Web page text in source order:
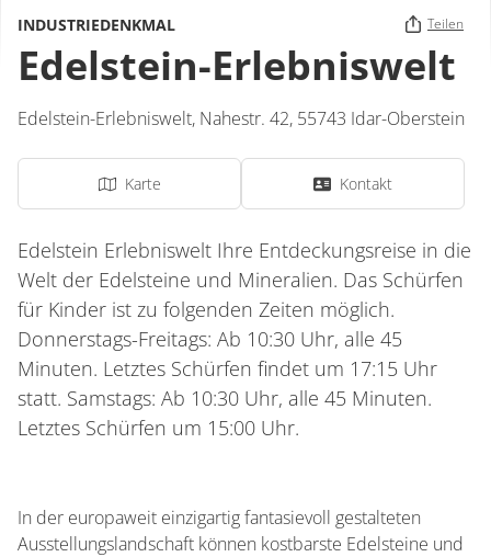
INDUSTRIEDENKMAL Teilen
Edelstein-Erlebniswelt
Edelstein-Erlebniswelt, Nahestr. 42, 55743 Idar-Oberstein
Karte Kontakt
Edelstein Erlebniswelt Ihre Entdeckungsreise in die
Welt der Edelsteine und Mineralien. Das Schürfen
für Kinder ist zu folgenden Zeiten möglich.
Donnerstags-Freitags: Ab 10:30 Uhr, alle 45
Minuten. Letztes Schürfen findet um 17:15 Uhr
statt. Samstags: Ab 10:30 Uhr, alle 45 Minuten.
Letztes Schürfen um 15:00 Uhr.
In der europaweit einzigartig fantasievoll gestalteten
Ausstellungslandschaft können kostbarste Edelsteine und